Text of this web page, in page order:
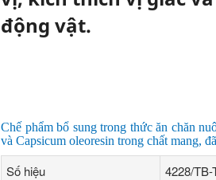
động vật.
Chế phẩm bổ sung trong thức ăn chăn
và Capsicum oleoresin trong chất mang,
Số hiệu 4228/TB-